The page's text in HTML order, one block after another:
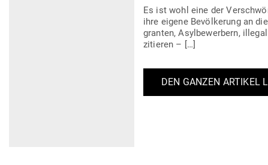
Es ist wohl eine der
ihre eigene Bevöl­kerung an
granten, Asyl­be­werbern,
zitieren – […]
DEN GANZEN ARTIKEL